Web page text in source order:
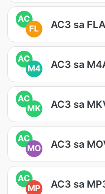
AC
FL
AC3 sa
AC
M4
AC3 sa
AC
MK
AC3 sa
AC
MO
AC3 sa
AC
MP
AC3 sa